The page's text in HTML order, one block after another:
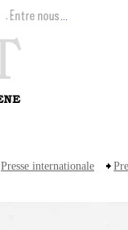
Presse internationale